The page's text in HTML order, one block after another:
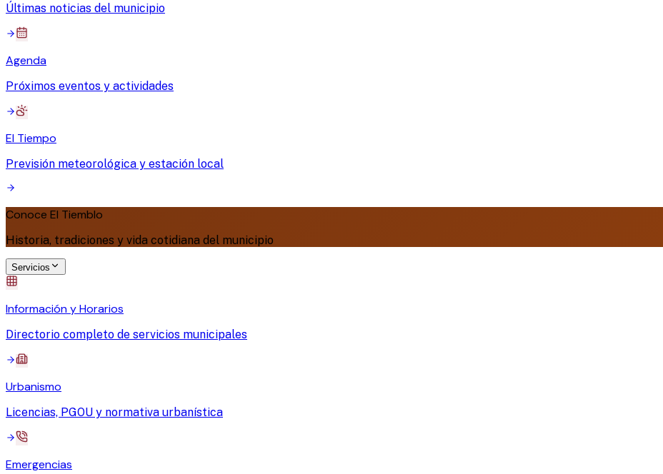
Últimas noticias del municipio
Agenda
Próximos eventos y actividades
El Tiempo
Previsión meteorológica y estación local
Conoce El Tiemblo
Historia, tradiciones y vida cotidiana del municipio
Servicios
Información y Horarios
Directorio completo de servicios municipales
Urbanismo
Licencias, PGOU y normativa urbanística
Emergencias